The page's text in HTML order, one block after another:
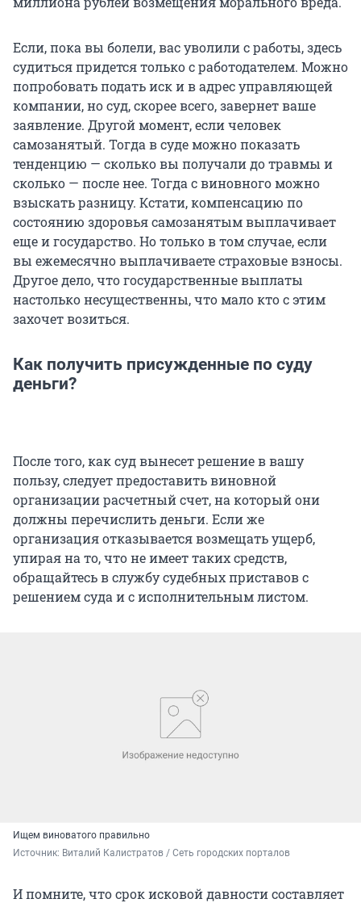
Если, пока вы болели, вас уволили с работы, здесь
судиться придется только с работодателем. Можно
попробовать подать иск и в адрес управляющей
компании, но суд, скорее всего, завернет ваше
заявление. Другой момент, если человек
самозанятый. Тогда в суде можно показать
тенденцию — сколько вы получали до травмы и
сколько — после нее. Тогда с виновного можно
взыскать разницу. Кстати, компенсацию по
состоянию здоровья самозанятым выплачивает
еще и государство. Но только в том случае, если
вы ежемесячно выплачиваете страховые взносы.
Другое дело, что государственные выплаты
настолько несущественны, что мало кто с этим
захочет возиться.
Как получить присужденные по суду
деньги?
После того, как суд вынесет решение в вашу
пользу, следует предоставить виновной
организации расчетный счет, на который они
должны перечислить деньги. Если же
организация отказывается возмещать ущерб,
упирая на то, что не имеет таких средств,
обращайтесь в службу судебных приставов с
решением суда и с исполнительным листом.
Ищем виноватого правильно
Источник: Виталий Калистратов / Сеть городских порталов
И помните, что срок исковой давности составляет